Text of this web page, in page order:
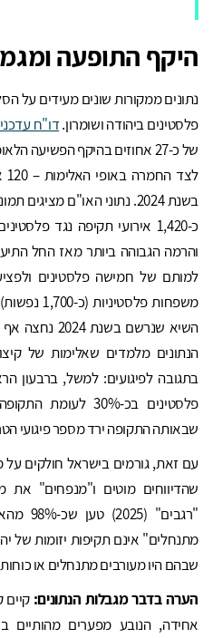
היקף התופעה
נתונים ממקורות שונים מעידים על
פלסטינים ביהודה ושומרון.דו"ח
הנתונים מלמדים שאלימות של
פלסטינים בכ-30%
שבאותה התקופה ירד מספר פיגועי
עם זאת, גורמים בישראל חולקים
שהדיווחים מוטים ו"מנפחים" את
מתנחלים" אינם תקיפות יזומות של
שבהם היו מעורבים מתנחלים או
הערה בדבר מגבלות הנתונים:קיים
אחידה, הנובע מפערים מהותיים